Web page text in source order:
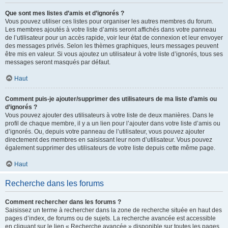
Que sont mes listes d’amis et d’ignorés ?
Vous pouvez utiliser ces listes pour organiser les autres membres du forum.
Les membres ajoutés à votre liste d’amis seront affichés dans votre panneau
de l’utilisateur pour un accès rapide, voir leur état de connexion et leur envoyer
des messages privés. Selon les thèmes graphiques, leurs messages peuvent
être mis en valeur. Si vous ajoutez un utilisateur à votre liste d’ignorés, tous ses
messages seront masqués par défaut.
Haut
Comment puis-je ajouter/supprimer des utilisateurs de ma liste d’amis ou
d’ignorés ?
Vous pouvez ajouter des utilisateurs à votre liste de deux manières. Dans le
profil de chaque membre, il y a un lien pour l’ajouter dans votre liste d’amis ou
d’ignorés. Ou, depuis votre panneau de l’utilisateur, vous pouvez ajouter
directement des membres en saisissant leur nom d’utilisateur. Vous pouvez
également supprimer des utilisateurs de votre liste depuis cette même page.
Haut
Recherche dans les forums
Comment rechercher dans les forums ?
Saisissez un terme à rechercher dans la zone de recherche située en haut des
pages d’index, de forums ou de sujets. La recherche avancée est accessible
en cliquant sur le lien « Recherche avancée » disponible sur toutes les pages